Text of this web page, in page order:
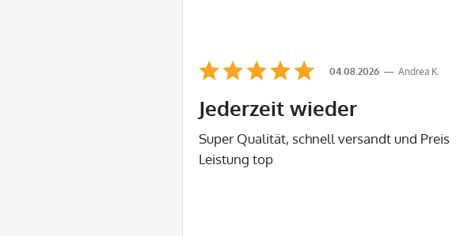
Andrea K.
04.08.2026
Jederzeit wieder
Super Qualität, schnell versandt und Preis
Leistung top